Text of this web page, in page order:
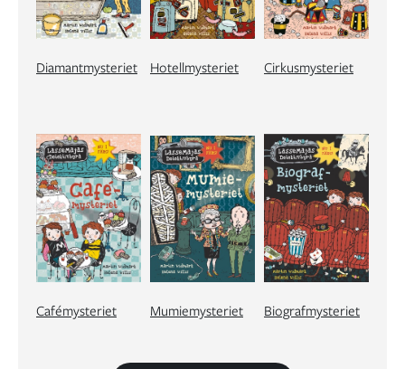
Diamantmysteriet Hotellmysteriet Cirkusmysteriet
Cafémysteriet Mumiemysteriet Biografmysteriet